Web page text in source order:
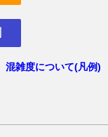
混雑度について(凡例)